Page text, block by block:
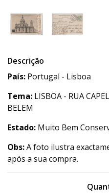
Descrição
País: Portugal - Lisboa
Tema: LISBOA - RUA
BELEM
Estado: Muito Bem
Obs:A foto ilustra
após a sua compra.